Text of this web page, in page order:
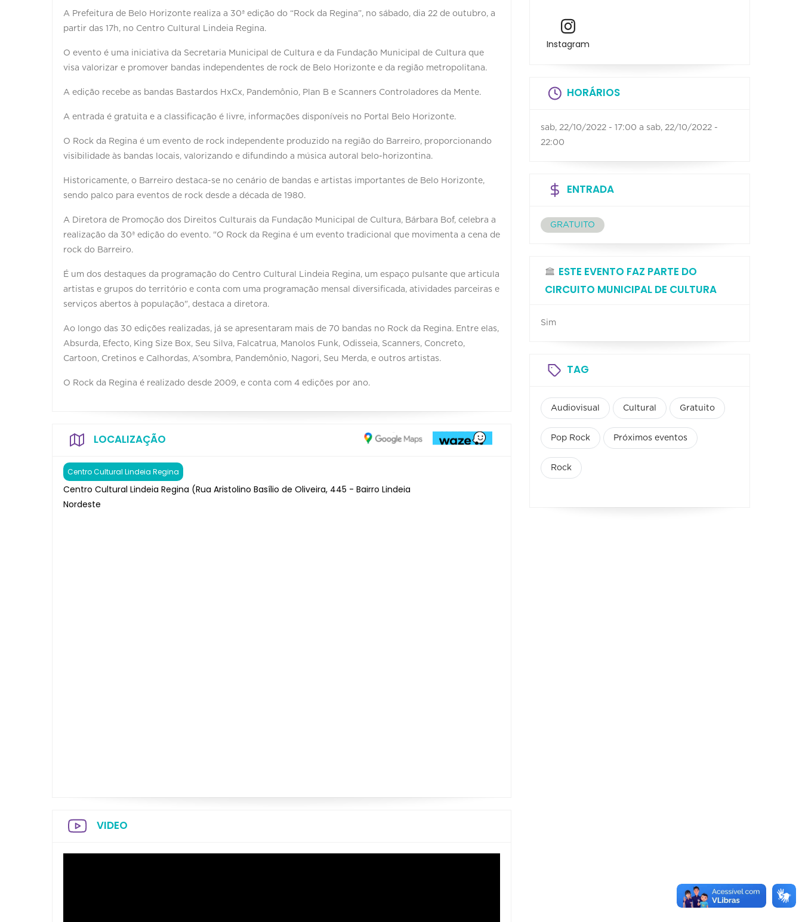
A Prefeitura de Belo Horizonte realiza a 30ª edição do “Rock da Regina”, no sábado, dia 22 de outubro, a
partir das 17h, no Centro Cultural Lindeia Regina.
O evento é uma iniciativa da Secretaria Municipal de Cultura e da Fundação Municipal de Cultura que
visa valorizar e promover bandas independentes de rock de Belo Horizonte e da região metropolitana.
A edição recebe as bandas Bastardos HxCx, Pandemônio, Plan B e Scanners Controladores da Mente.
A entrada é gratuita e a classificação é livre, informações disponíveis no Portal Belo Horizonte.
O Rock da Regina é um evento de rock independente produzido na região do Barreiro, proporcionando
visibilidade às bandas locais, valorizando e difundindo a música autoral belo-horizontina.
Historicamente, o Barreiro destaca-se no cenário de bandas e artistas importantes de Belo Horizonte,
sendo palco para eventos de rock desde a década de 1980.
A Diretora de Promoção dos Direitos Culturais da Fundação Municipal de Cultura, Bárbara Bof, celebra a
realização da 30ª edição do evento. "O Rock da Regina é um evento tradicional que movimenta a cena de
rock do Barreiro.
É um dos destaques da programação do Centro Cultural Lindeia Regina, um espaço pulsante que articula
artistas e grupos do território e conta com uma programação mensal diversificada, atividades parceiras e
serviços abertos à população", destaca a diretora.
Ao longo das 30 edições realizadas, já se apresentaram mais de 70 bandas no Rock da Regina. Entre elas,
Absurda, Efecto, King Size Box, Seu Silva, Falcatrua, Manolos Funk, Odisseia, Scanners, Concreto,
Cartoon, Cretinos e Calhordas, A’sombra, Pandemônio, Nagori, Seu Merda, e outros artistas.
O Rock da Regina é realizado desde 2009, e conta com 4 edições por ano.
LOCALIZAÇÃO
Centro Cultural Lindeia Regina
Centro Cultural Lindeia Regina (Rua Aristolino Basílio de Oliveira, 445 - Bairro Lindeia
Nordeste
VIDEO
Instagram
HORÁRIOS
sab, 22/10/2022 - 17:00 a sab, 22/10/2022 -
22:00
ENTRADA
GRATUITO
ESTE EVENTO FAZ PARTE DO
CIRCUITO MUNICIPAL DE CULTURA
Sim
TAG
Audiovisual Cultural Gratuito
Pop Rock Próximos eventos
Rock